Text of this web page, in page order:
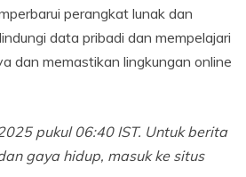
perangkat lunak dan
data pribadi dan mempelajari
dan memastikan lingkungan online
pukul 06:40 IST. Untuk berita
gaya hidup, masuk ke situs